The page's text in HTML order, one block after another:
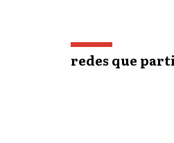
redes que